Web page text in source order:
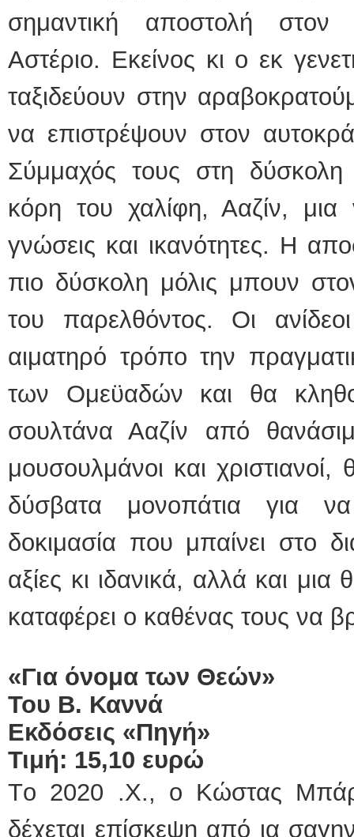
σημαντική αποστολή στον
Αστέριο. Εκείνος κι ο εκ
ταξιδεύουν στην
να επιστρέψουν στον
Σύμμαχός τους στη δύσκολη
κόρη του χαλίφη, Ααζίν,
γνώσεις και ικανότητες. Η
πιο δύσκολη μόλις μπουν
του παρελθόντος. Οι
αιματηρό τρόπο την
των Ομεϋαδών και θα
σουλτάνα Ααζίν από
μουσουλμάνοι και χριστιανοί,
δύσβατα μονοπάτια για
δοκιμασία που μπαίνει στο
αξίες κι ιδανικά, αλλά και μια
καταφέρει ο καθένας τους να
«Για όνομα των Θεών»
Του Β. Καννά
Εκδόσεις «Πηγή»
Τιμή: 15,10 ευρώ
Τo 2020 .Χ., o Κώστας
δέχεται επίσκεψη από ια